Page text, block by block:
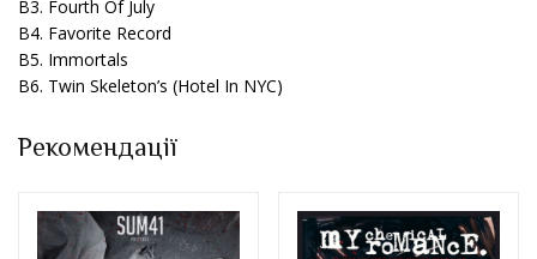
B3. Fourth Of July
B4. Favorite Record
B5. Immortals
B6. Twin Skeleton’s (Hotel In NYC)
Рекомендації